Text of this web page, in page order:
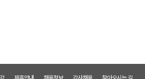
제휴안내 채용정보 강사채용 찾아오시는 길